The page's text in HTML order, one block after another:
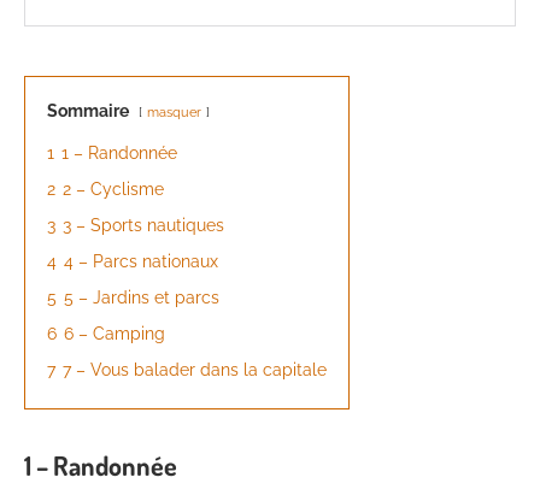
Sommaire masquer
1 1 – Randonnée
2 2 – Cyclisme
3 3 – Sports nautiques
4 4 – Parcs nationaux
5 5 – Jardins et parcs
6 6 – Camping
7 7 – Vous balader dans la capitale
1 – Randonnée